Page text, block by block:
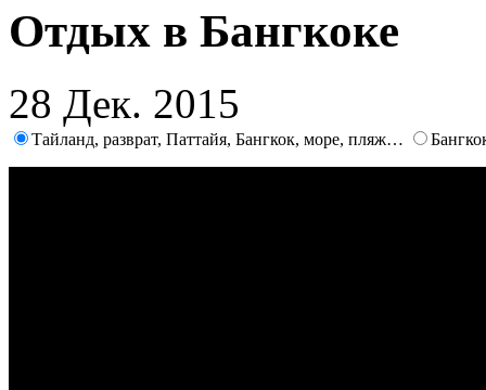
Отдых в Бангкоке
28 Дек. 2015
Тайланд, разврат, Паттайя, Бангкок, море, пляж…